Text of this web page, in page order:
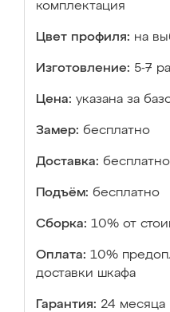
комплектация
Цвет профиля: на
Изготовление: 5-7
Цена: указана за
Замер: бесплатно
Доставка: бесплатно
Подъём: бесплатно
Сборка: 10% от
Оплата: 10%
доставки шкафа
Гарантия: 24 месяца